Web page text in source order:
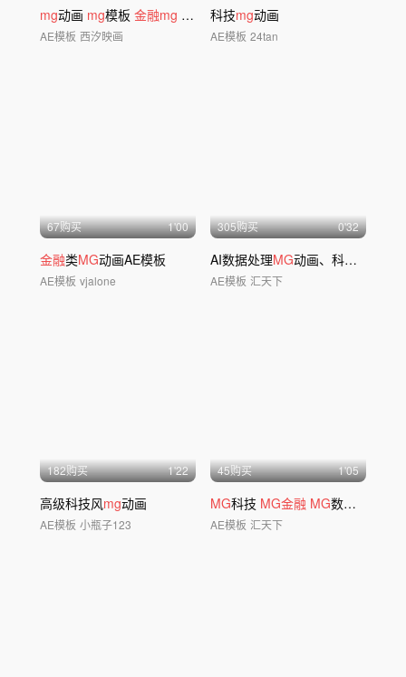
mg动画 mg模板 金融mg
AE模板 西汐映画
科技mg动画
AE模板 24tan
67购买 1'00
金融类MG动画AE模板
AE模板 vjalone
305购买 0'32
AI数据处理MG动画、科技
AE模板 汇天下
182购买 1'22
高级科技风mg动画
AE模板 小瓶子123
45购买 1'05
MG科技 MG金融 MG数据云
AE模板 汇天下